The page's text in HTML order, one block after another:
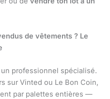
de vêtements ? Le
professionnel spécialisé.
sur Vinted ou Le Bon Coin,
par palettes entières —